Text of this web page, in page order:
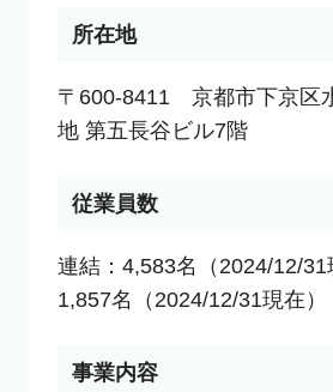
所在地
〒600-8411　京都市下京区
地 第五長谷ビル7階
従業員数
連結：4,583名（2024/12/31
1,857名（2024/12/31現在）
事業内容